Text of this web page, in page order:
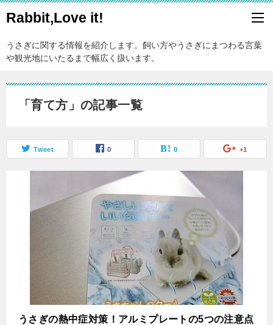
Rabbit,Love it!
うさぎに関する情報を紹介します。飼い方やうさぎにまつわる言葉
や観光地にいたるまで幅広く扱います。
「育て方」の記事一覧
Tweet 0 0 +1
うさぎの熱中症対策！アルミプレートの5つの注意点